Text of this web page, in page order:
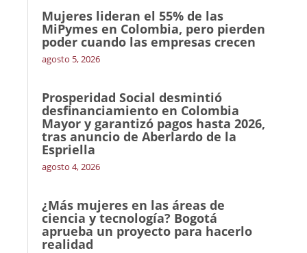
Mujeres lideran el 55% de las
MiPymes en Colombia, pero pierden
poder cuando las empresas crecen
agosto 5, 2026
Prosperidad Social desmintió
desfinanciamiento en Colombia
Mayor y garantizó pagos hasta 2026,
tras anuncio de Aberlardo de la
Espriella
agosto 4, 2026
¿Más mujeres en las áreas de
ciencia y tecnología? Bogotá
aprueba un proyecto para hacerlo
realidad